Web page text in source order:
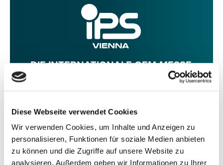
Diese Webseite verwendet Cookies
Wir verwenden Cookies, um Inhalte und Anzeigen zu
personalisieren, Funktionen für soziale Medien anbieten
zu können und die Zugriffe auf unsere Website zu
analysieren. Außerdem geben wir Informationen zu Ihrer
DIE INTERNATIONALE OEM-MESSE
6. BIS 9. MAI 2027 IM ACV VIENNA
INFO AUSSTELLER-LOGIN